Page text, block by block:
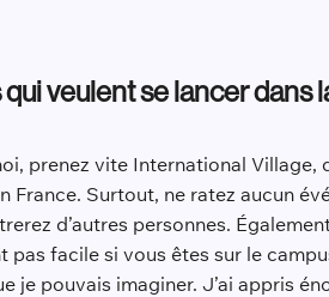
veulent se lancer dans
prenez vite International Village,
France. Surtout, ne ratez aucun
d’autres personnes.
pas facile si vous êtes sur le
je pouvais imaginer. J’ai appris